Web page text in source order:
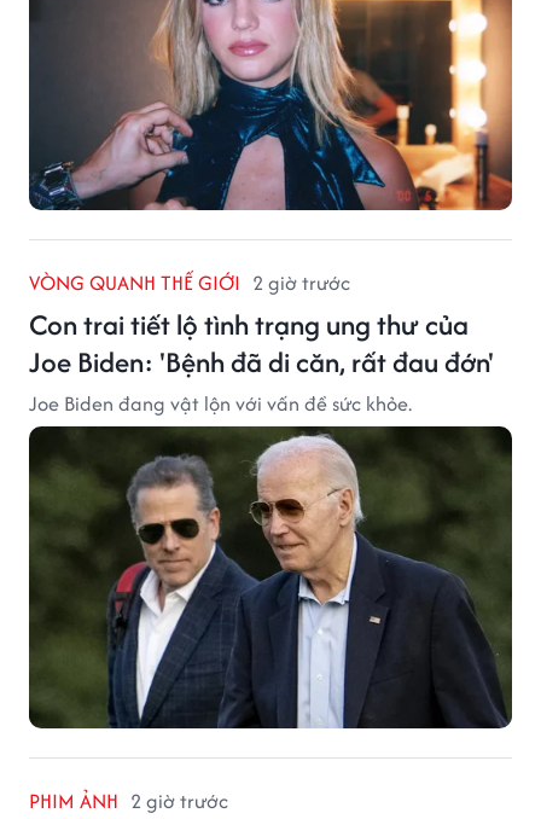
VÒNG QUANH THẾ GIỚI 2 giờ trước
Con trai tiết lộ tình trạng ung thư của
Joe Biden: 'Bệnh đã di căn, rất đau đớn'
Joe Biden đang vật lộn với vấn đề sức khỏe.
PHIM ẢNH 2 giờ trước